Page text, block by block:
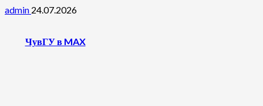
admin 24.07.2026
ЧувГУ в MAX